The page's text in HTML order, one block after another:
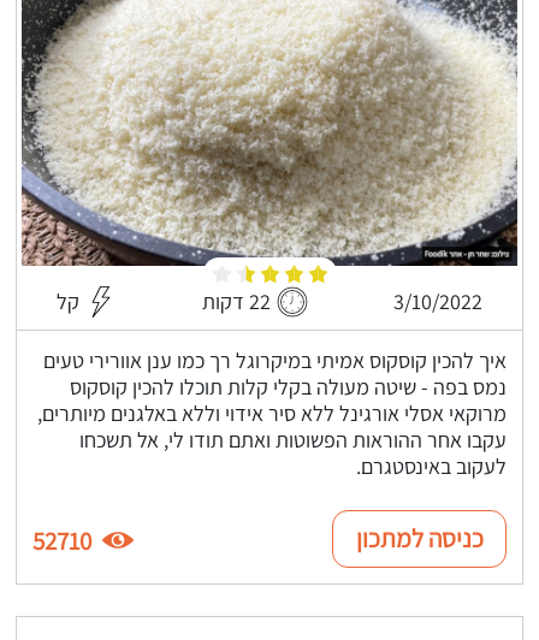
3/10/2022 22 דקות קל
איך להכין קוסקוס אמיתי במיקרוגל רך כמו ענן אוורירי טעים
נמס בפה - שיטה מעולה בקלי קלות תוכלו להכין קוסקוס
מרוקאי אסלי אורגינל ללא סיר אידוי וללא באלגנים מיותרים,
עקבו אחר ההוראות הפשוטות ואתם תודו לי, אל תשכחו
לעקוב באינסטגרם.
כניסה למתכון 52710